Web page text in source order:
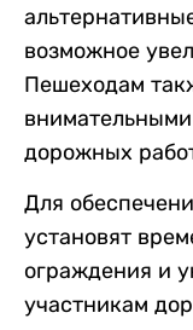
возможное
Пешеходам
дорожных
Для
установят
ограждения и
участникам